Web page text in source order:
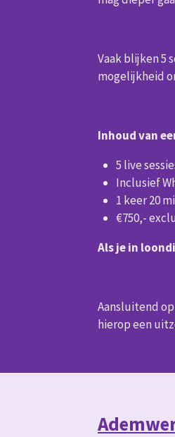
Vaak blijken 5
mogelijkheid
Inhoud van
5 live
Inclusief
1 keer 20
€750,-
Als je in
Aansluitend
hierop een